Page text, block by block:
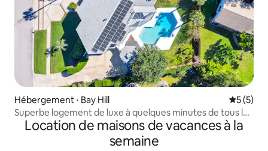
Hébergement ⋅ Bay Hill
5 (5)
Superbe logement de luxe à quelques minutes de tous les
parcs d'attractions
Location de maisons de vacances à la
semaine